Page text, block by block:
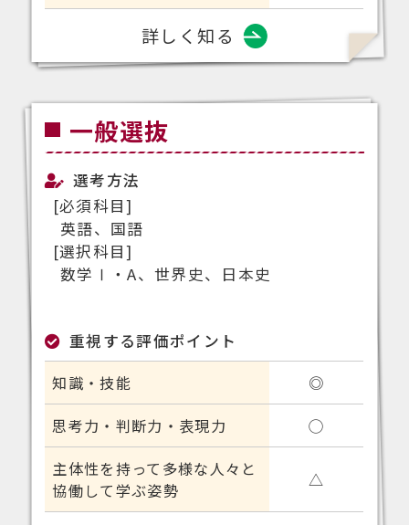
詳しく知る
一般選抜
選考方法
[必須科目]
英語、国語
[選択科目]
数学Ⅰ・A、世界史、日本史
重視する評価ポイント
知識・技能
◎
思考力・判断力・表現力
◯
主体性を持って多様な人々と
協働して学ぶ姿勢
△